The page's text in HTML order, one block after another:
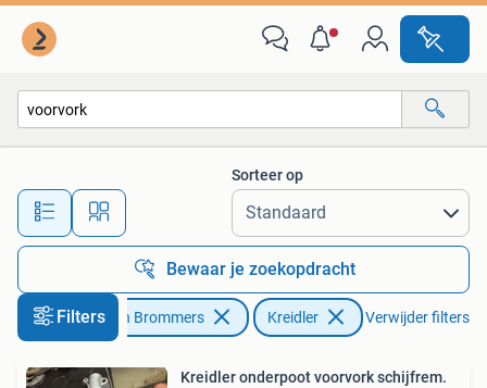
Alle afstanden…
Sorteer op
Bewaar je zoekopdracht
Filters
Fietsen en Brommers Kreidler Verwijder filters
Kreidler onderpoot voorvork schijfrem.